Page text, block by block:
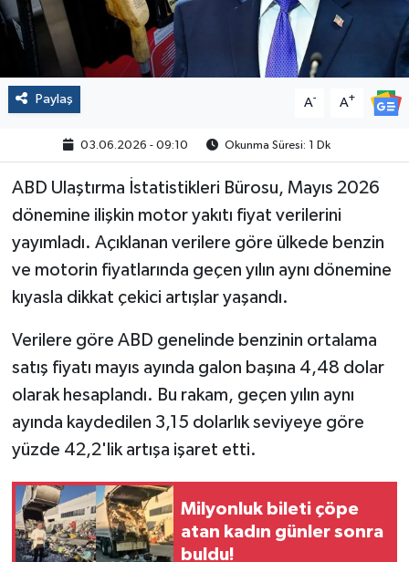
Paylaş A- A+
03.06.2026 - 09:10 Okunma Süresi: 1 Dk
ABD Ulaştırma İstatistikleri Bürosu, Mayıs 2026
dönemine ilişkin motor yakıtı fiyat verilerini
yayımladı. Açıklanan verilere göre ülkede benzin
ve motorin fiyatlarında geçen yılın aynı dönemine
kıyasla dikkat çekici artışlar yaşandı.
Verilere göre ABD genelinde benzinin ortalama
satış fiyatı mayıs ayında galon başına 4,48 dolar
olarak hesaplandı. Bu rakam, geçen yılın aynı
ayında kaydedilen 3,15 dolarlık seviyeye göre
yüzde 42,2'lik artışa işaret etti.
Milyonluk bileti çöpe
atan kadın günler sonra
buldu!
Spor
Yaşam
Çalışma Hayatı
Kadın
Yurt
2024 Seçim Sonuçları